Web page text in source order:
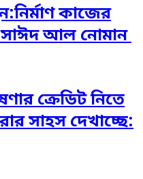
কাজের
সাঈদ আল নোমান
ক্রেডিট নিতে
সাহস দেখাচ্ছে: